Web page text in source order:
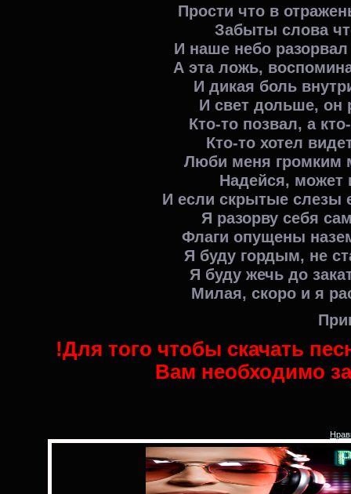
Прости что в
Забыты слова
И наше небо
А эта ложь,
И дикая боль
И свет дольше, он
Кто-то позвал, а
Кто-то хотел
Люби меня громким
Надейся, может
И если скрытые слезы
Я разорву себя
Флаги опущены
Я буду гордым, не
Я буду жечь до
Милая, скоро и я
!Для того чтобы скачать
Вам необходимо